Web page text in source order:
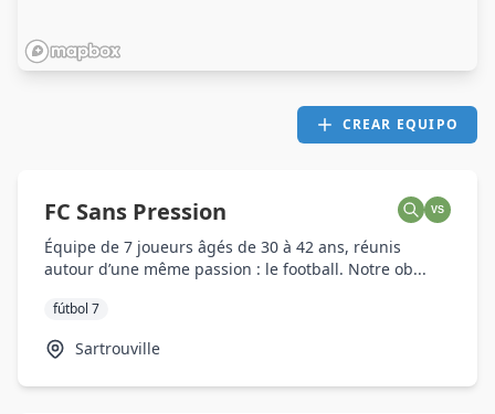
CREAR EQUIPO
FC Sans Pression VS
Équipe de 7 joueurs âgés de 30 à 42 ans, réunis
autour d’une même passion : le football. Notre ob...
fútbol 7
Sartrouville